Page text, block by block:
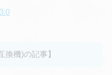
換機)の記事】